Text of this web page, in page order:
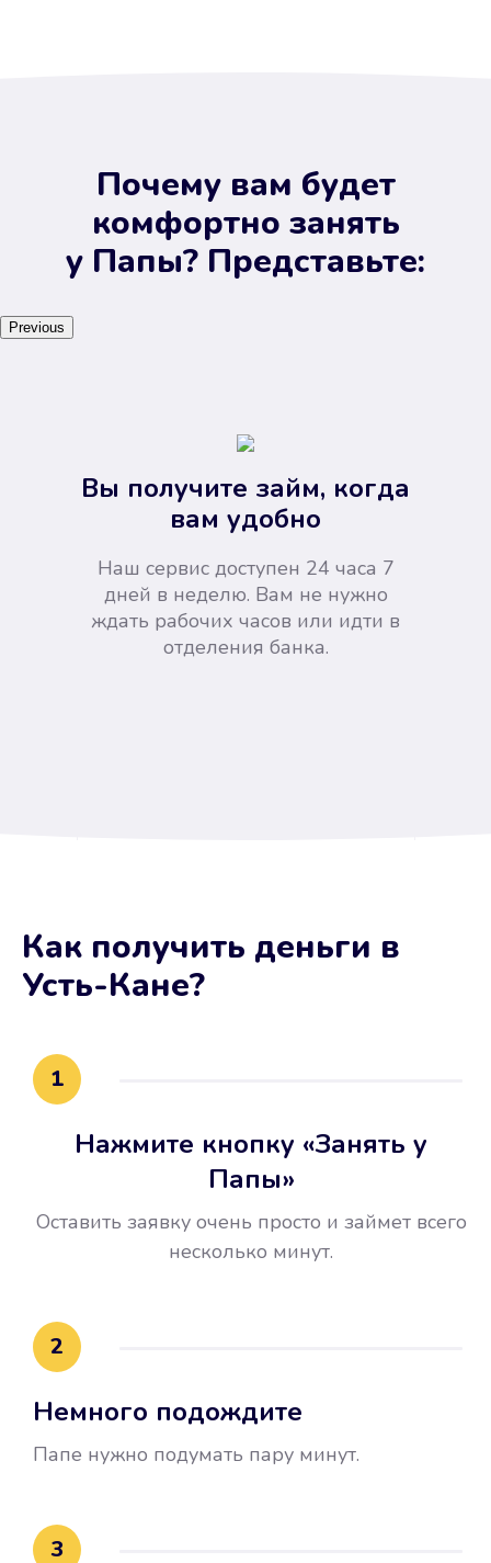
Почему вам будет
комфортно занять
у Папы? Представьте:
Previous
Вы получите займ, когда
вам удобно
Наш сервис доступен 24 часа 7
дней в неделю. Вам не нужно
ждать рабочих часов или идти в
отделения банка.
Не потребовались справки, залоги
и поручители. Папа вам доверяет.
воспользовались бесплатной
это открыло новые возможности в
Как получить деньги в
Усть-Кане?
1
Нажмите кнопку «Занять у
Папы»
Оставить заявку очень просто и займет всего
несколько минут.
2
Немного подождите
Папе нужно подумать пару минут.
3